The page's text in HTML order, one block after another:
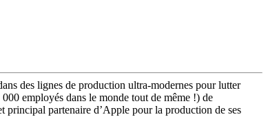
des lignes de production ultra-modernes pour lutter
employés dans le monde tout de même !) de
principal partenaire d’Apple pour la production de ses